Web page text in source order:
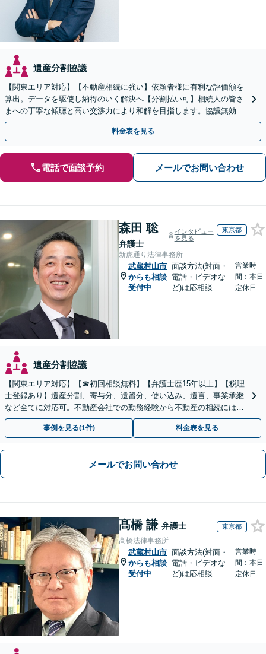
遺産分割協議
【関東エリア対応】【不動産相続に強い】依頼者様に有利な評価額を
算出。データを駆使し納得のいく解決へ【分割払い可】相続人の皆さ
まへの丁寧な傾聴と高い交渉力により和解を目指します。協議無効確
認／遺言無効確認など、複雑な訴訟も実績豊富【夜間対応】
料金表を見る
電話で面談予約 メールでお問い合わせ
森田 聡
弁護士
インタビュー
を見る
東京都
新虎通り法律事務所
武蔵村山市
からも相談
受付中
面談方法(対面・
電話・ビデオな
ど)は応相談
営業時
間：本日
定休日
遺産分割協議
【関東エリア対応】【☎︎初回相談無料】【弁護士歴15年以上】【税理
士登録あり】遺産分割、寄与分、遺留分、使い込み、遺言、事業承継
など全てに対応可。不動産会社での勤務経験から不動産の相続には特
に的確に対応【出張サービス】【夜間・休日面談】
事例を見る(1件) 料金表を見る
メールでお問い合わせ
髙橋 謙 弁護士 東京都
髙橋法律事務所
武蔵村山市
からも相談
受付中
面談方法(対面・
電話・ビデオな
ど)は応相談
営業時
間：本日
定休日